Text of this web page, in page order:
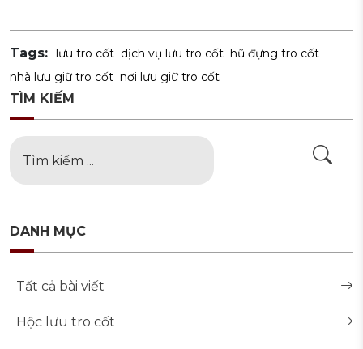
Tags: lưu tro cốt dịch vụ lưu tro cốt hũ đựng tro cốt
nhà lưu giữ tro cốt nơi lưu giữ tro cốt
TÌM KIẾM
DANH MỤC
Tất cả bài viết
Hộc lưu tro cốt